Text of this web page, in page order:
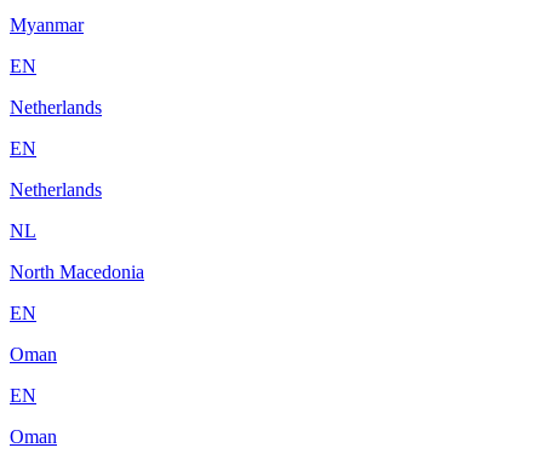
Myanmar
EN
Netherlands
EN
Netherlands
NL
North Macedonia
EN
Oman
EN
Oman